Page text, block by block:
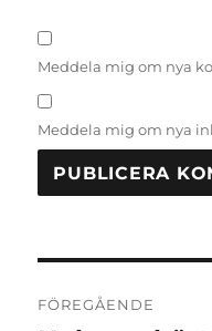
Meddela mig om nya
Meddela mig om nya
FÖREGÅENDE